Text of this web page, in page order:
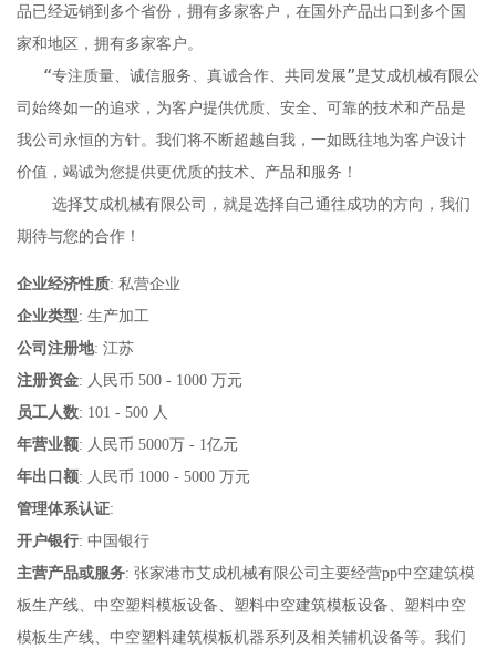
品已经远销到多个省份，拥有多家客户，在国外产品出口到多个国
家和地区，拥有多家客户。
司始终如一的追求，为客户提供优质、安全、可靠的技术和产品是
我公司永恒的方针。我们将不断超越自我，一如既往地为客户设计
价值，竭诚为您提供更优质的技术、产品和服务！
期待与您的合作！
企业经济性质: 私营企业
企业类型: 生产加工
公司注册地: 江苏
注册资金: 人民币 500 - 1000 万元
员工人数: 101 - 500 人
年营业额: 人民币 5000万 - 1亿元
年出口额: 人民币 1000 - 5000 万元
管理体系认证:
开户银行: 中国银行
主营产品或服务: 张家港市艾成机械有限公司主要经营pp中空建筑模
板生产线、中空塑料模板设备、塑料中空建筑模板设备、塑料中空
模板生产线、中空塑料建筑模板机器系列及相关辅机设备等。我们